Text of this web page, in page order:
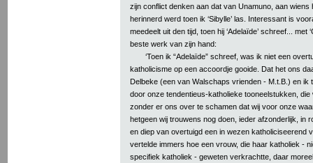
zijn conflict denken aan dat van Unamuno, aan
herinnerd werd toen ik ‘Sibylle’ las. Interessant is
meedeelt uit den tijd, toen hij ‘Adelaïde’ schreef... met
beste werk van zijn hand:
‘Toen ik “Adelaïde” schreef, was ik niet een
katholicisme op een accoordje gooide. Dat het ons
Delbeke (een van Walschaps vrienden - M.t.B.) en ik
door onze tendentieus-katholieke tooneelstukken, die
zonder er ons over te schamen dat wij voor onze
hetgeen wij trouwens nog doen, ieder afzonderlijk, in
en diep van overtuigd een in wezen katholiciseerend
vertelde immers hoe een vrouw, die haar katholiek -
specifiek katholiek - geweten verkrachtte, daar